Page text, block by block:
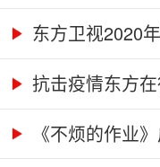
东方卫视2020
抗击疫情东方
情...《不烦的作业